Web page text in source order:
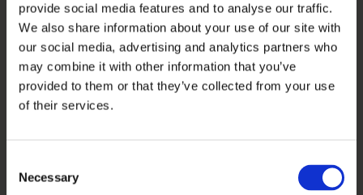
provide social media features and to analyse our traffic.
We also share information about your use of our site with
our social media, advertising and analytics partners who
may combine it with other information that you’ve
provided to them or that they’ve collected from your use
of their services.
Selection
Necessary
Pinch to zoom (Galleri):
Det er muligt at zoome med fingre på appen, så billeder
kan forstørres.
Det bliver muligt at slette albums oprettet af andre
Der skal kunne sorteres på dato i galleriet (Galleri)